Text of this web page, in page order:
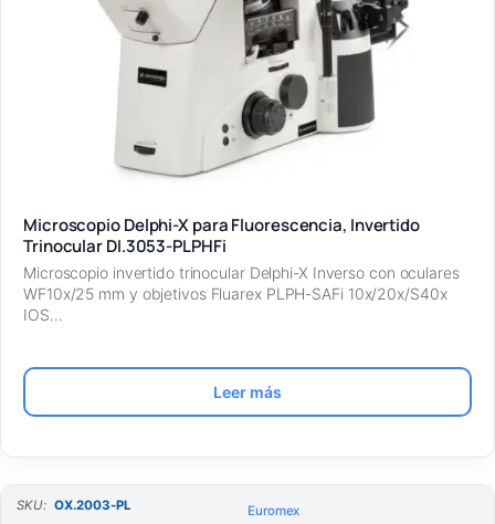
Microscopio Delphi-X para Fluorescencia, Invertido
Trinocular DI.3053-PLPHFi
Microscopio invertido trinocular Delphi-X Inverso con oculares
WF10x/25 mm y objetivos Fluarex PLPH-SAFi 10x/20x/S40x
IOS…
Leer más
SKU: OX.2003-PL Euromex